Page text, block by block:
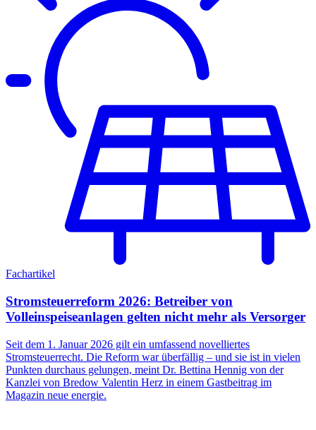
Fachartikel
Stromsteuerreform 2026: Betreiber von
Volleinspeiseanlagen gelten nicht mehr als Versorger
Seit dem 1. Januar 2026 gilt ein umfassend novelliertes
Stromsteuerrecht. Die Reform war überfällig – und sie ist in vielen
Punkten durchaus gelungen, meint Dr. Bettina Hennig von der
Kanzlei von Bredow Valentin Herz in einem Gastbeitrag im
Magazin neue energie.